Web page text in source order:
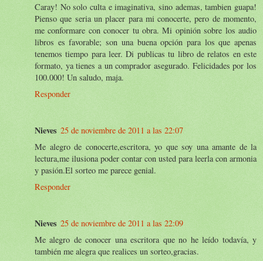
Caray! No solo culta e imaginativa, sino ademas, tambien guapa!
Pienso que seria un placer para mi conocerte, pero de momento,
me conformare con conocer tu obra. Mi opinión sobre los audio
libros es favorable; son una buena opción para los que apenas
tenemos tiempo para leer. Di publicas tu libro de relatos en este
formato, ya tienes a un comprador asegurado. Felicidades por los
100.000! Un saludo, maja.
Responder
Nieves 25 de noviembre de 2011 a las 22:07
Me alegro de conocerte,escritora, yo que soy una amante de la
lectura,me ilusiona poder contar con usted para leerla con armonia
y pasión.El sorteo me parece genial.
Responder
Nieves 25 de noviembre de 2011 a las 22:09
Me alegro de conocer una escritora que no he leído todavía, y
también me alegra que realices un sorteo,gracias.